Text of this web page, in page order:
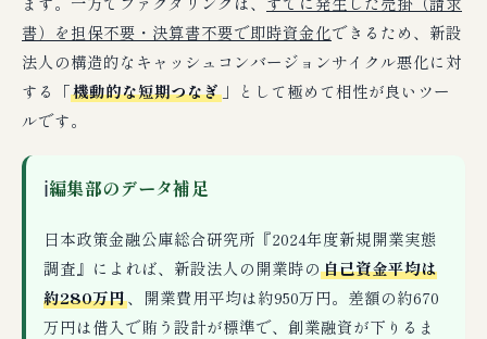
書）を担保不要・決算書不要で即時資金化できるため、新設
法人の構造的なキャッシュコンバージョンサイクル悪化に対
する「機動的な短期つなぎ 」として極めて相性が良いツー
ルです。
ℹ編集部のデータ補足
日本政策金融公庫総合研究所『2024年度新規開業実態
調査』によれば、新設法人の開業時の自己資金平均は
約280万円、開業費用平均は約950万円。差額の約670
万円は借入で賄う設計が標準で、創業融資が下りるま